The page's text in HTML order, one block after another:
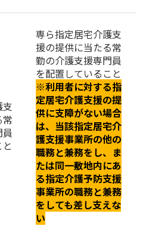
専ら指定居宅介護支
援の提供に当たる常
勤の介護支援専門員
を配置していること
※利用者に対する指
定居宅介護支援の提
供に支障がない場合
は、当該指定居宅介
護支援事業所の他の
職務と兼務をし、ま
たは同一敷地内にあ
る指定介護予防支援
事業所の職務と兼務
をしても差し支えな
い